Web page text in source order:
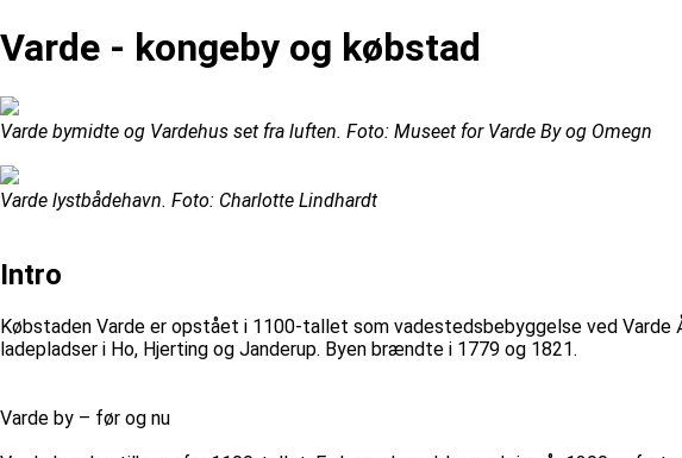
Varde - kongeby og købstad
Varde bymidte og Vardehus set fra luften. Foto: Museet for Varde By og Omegn
Varde lystbådehavn. Foto: Charlotte Lindhardt
Intro
Købstaden Varde er opstået i 1100-tallet som vadestedsbebyggelse ved
ladepladser i Ho, Hjerting og Janderup. Byen brændte i 1779 og 1821.
Varde by – før og nu